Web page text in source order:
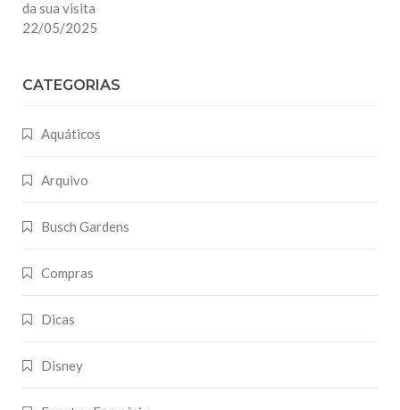
da sua visita
22/05/2025
CATEGORIAS
Aquáticos
Arquivo
Busch Gardens
Compras
Dicas
Disney